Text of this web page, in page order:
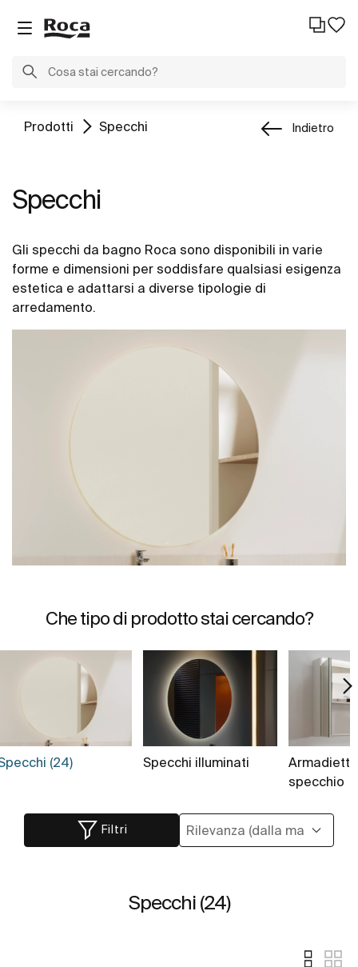
Prodotti Specchi Indietro
Specchi
Gli specchi da bagno Roca sono disponibili in varie
forme e dimensioni per soddisfare qualsiasi esigenza
estetica e adattarsi a diverse tipologie di
arredamento.
Che tipo di prodotto stai cercando?
(24) Specchi illuminati
Armadietti
specchio
Filtri
Specchi (24)